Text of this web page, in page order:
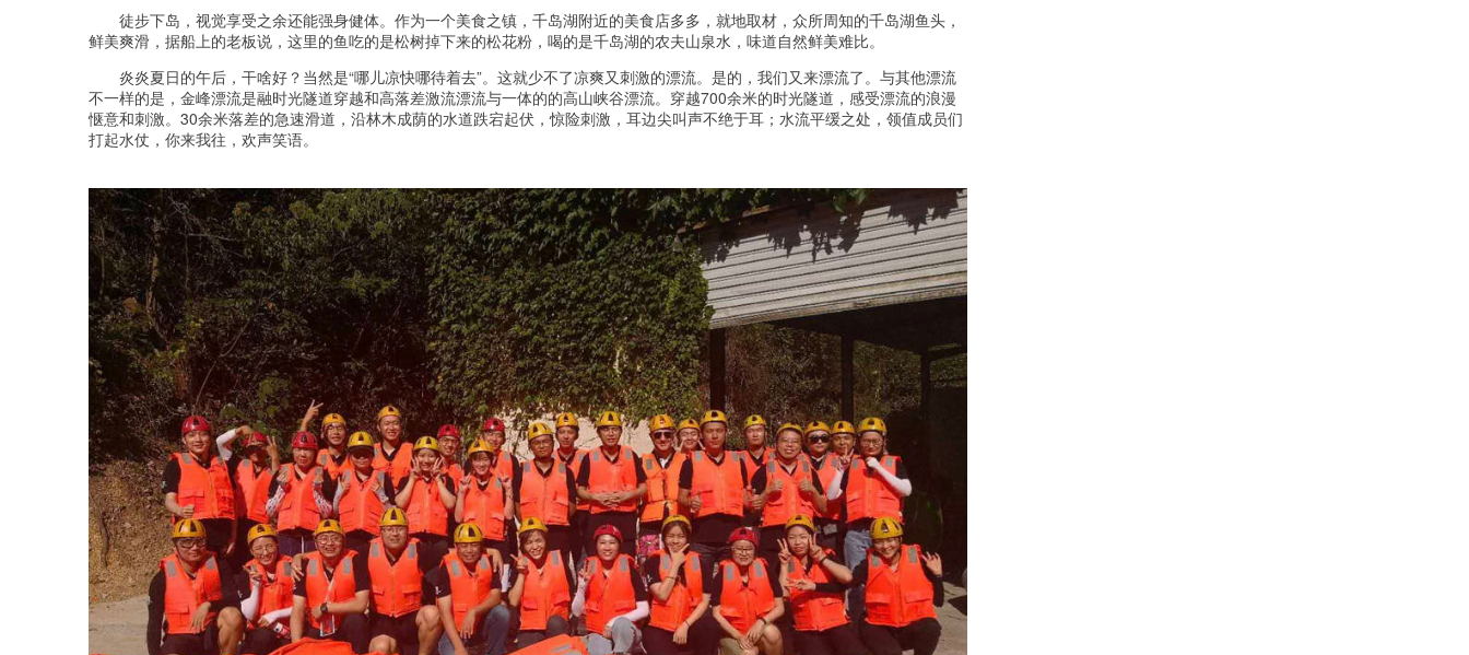
徒步下岛，视觉享受之余还能强身健体。作为一个美食之镇，千岛湖附近的美食店多多，就地取材，众所周知的千岛湖鱼头，
鲜美爽滑，据船上的老板说，这里的鱼吃的是松树掉下来的松花粉，喝的是千岛湖的农夫山泉水，味道自然鲜美难比。
炎炎夏日的午后，干啥好？当然是“哪儿凉快哪待着去”。这就少不了凉爽又刺激的漂流。是的，我们又来漂流了。与其他漂流
不一样的是，金峰漂流是融时光隧道穿越和高落差激流漂流与一体的的高山峡谷漂流。穿越700余米的时光隧道，感受漂流的浪漫
惬意和刺激。30余米落差的急速滑道，沿林木成荫的水道跌宕起伏，惊险刺激，耳边尖叫声不绝于耳；水流平缓之处，领值成员们
打起水仗，你来我往，欢声笑语。